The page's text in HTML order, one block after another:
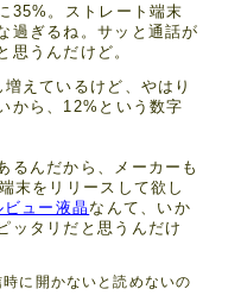
35%。ストレート端末
過ぎるね。サッと通話が
思うんだけど。
えているけど、やはり
から、12%という数字
るんだから、メーカーも
末をリリースして欲し
ビュー液晶なんて、いか
ッタリだと思うんだけ
に開かないと読めないの